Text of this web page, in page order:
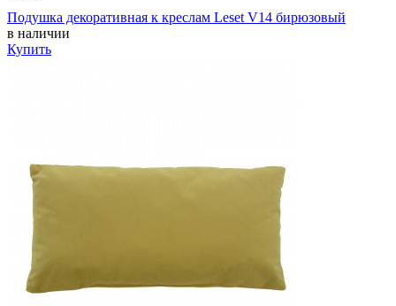
Подушка декоративная к креслам Leset V14 бирюзовый
в наличии
Купить